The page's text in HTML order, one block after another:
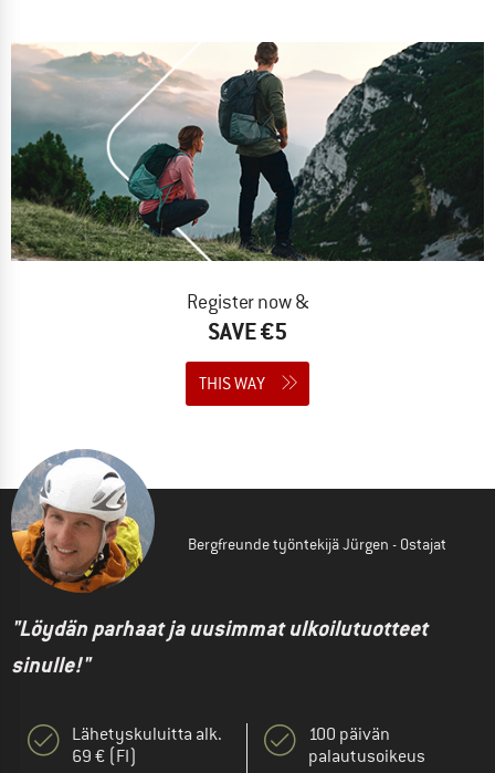
Register now &
SAVE €5
THIS WAY
Bergfreunde työntekijä Jürgen - Ostajat
"Löydän parhaat ja uusimmat ulkoilutuotteet
sinulle!"
Lähetyskuluitta alk.
69 € (FI)
100 päivän
palautusoikeus